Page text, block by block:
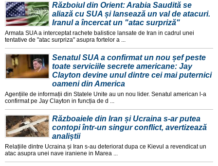
Războiul din Orient: Arabia Saudită se
aliază cu SUA și lansează un val de atacuri.
Iranul a încercat un "atac surpriză"
Armata SUA a interceptat rachete balistice lansate de Iran in cadrul unei
tentative de "atac surpriza" asupra fortelor a ...
Senatul SUA a confirmat un nou șef peste
toate serviciile secrete americane: Jay
Clayton devine unul dintre cei mai puternici
oameni din America
Agențiile de informații din Statele Unite au un nou lider. Senatul american l-a
confirmat pe Jay Clayton in funcția de d ...
Războaiele din Iran și Ucraina s-ar putea
contopi într-un singur conflict, avertizează
analiștii
Relațiile dintre Ucraina și Iran s-au deteriorat dupa ce Kievul a revendicat un
atac asupra unei nave iraniene in Marea ...